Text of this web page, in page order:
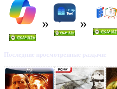
Последние просмотренные раздачи: